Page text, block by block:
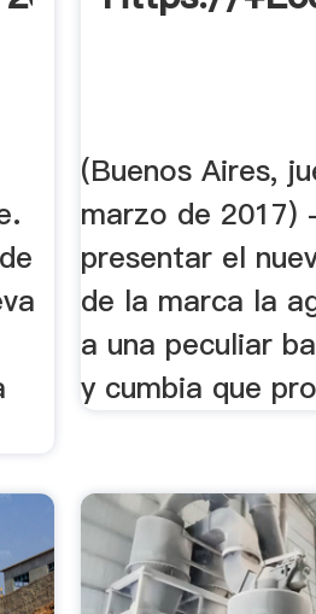
(Buenos Aires,
marzo de 2017)
presentar el
de la marca la
a una peculiar
y cumbia que